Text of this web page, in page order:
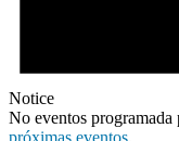
Notice
No eventos programada